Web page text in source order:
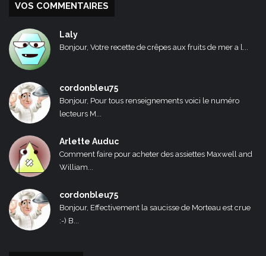
VOS COMMENTAIRES
Laly
Bonjour, Votre recette de crêpes aux fruits de mer a l...
cordonbleu75
Bonjour, Pour tous renseignements voici le numéro
lecteurs M...
Arlette Auduc
Comment faire pour acheter des assiettes Maxwell and
William...
cordonbleu75
Bonjour, Effectivement la saucisse de Morteau est crue
:-) B...